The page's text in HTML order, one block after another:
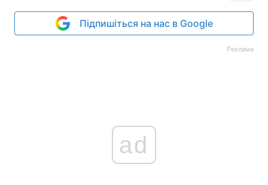
Підпишіться на нас в Google
Реклама
ad